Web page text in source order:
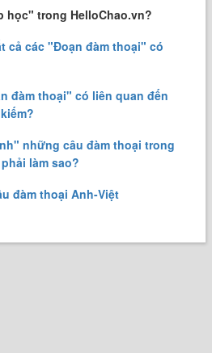
học" trong HelloChao.vn?
cả các "Đoạn đàm thoại" có
đàm thoại" có liên quan đến
những câu đàm thoại trong
làm sao?
đàm thoại Anh-Việt